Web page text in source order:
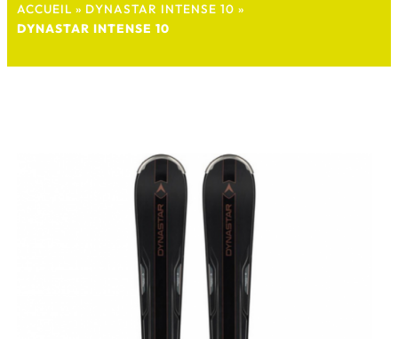
ACCUEIL » DYNASTAR INTENSE 10 »
DYNASTAR INTENSE 10